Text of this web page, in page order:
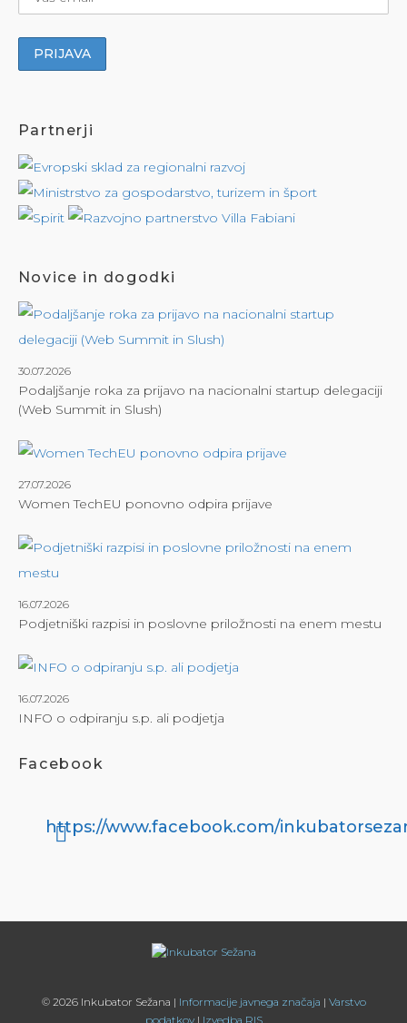
Partnerji
Novice in dogodki
30.07.2026
Podaljšanje roka za prijavo na nacionalni startup delegaciji
(Web Summit in Slush)
27.07.2026
Women TechEU ponovno odpira prijave
16.07.2026
Podjetniški razpisi in poslovne priložnosti na enem mestu
16.07.2026
INFO o odpiranju s.p. ali podjetja
Facebook
https://www.facebook.com/
© 2026 Inkubator Sežana | Informacije javnega značaja | Varstvo
podatkov| Izvedba RIS